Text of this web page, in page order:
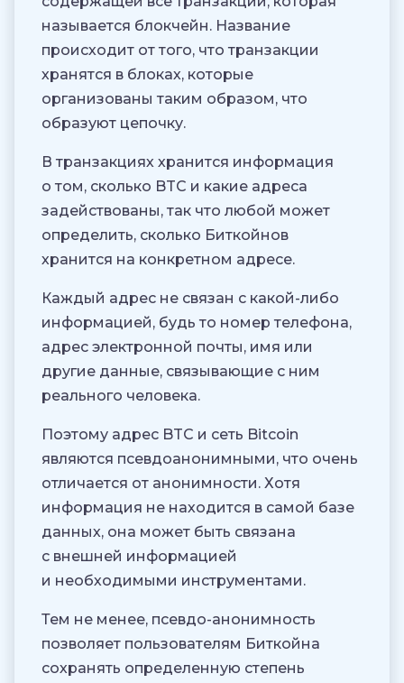
называется блокчейн. Название
происходит от того, что транзакции
хранятся в блоках, которые
организованы таким образом, что
образуют цепочку.
В транзакциях хранится информация
о том, сколько BTC и какие адреса
задействованы, так что любой может
определить, сколько Биткойнов
хранится на конкретном адресе.
Каждый адрес не связан с какой-либо
информацией, будь то номер телефона,
адрес электронной почты, имя или
другие данные, связывающие с ним
реального человека.
Поэтому адрес BTC и сеть Bitcoin
являются псевдоанонимными, что очень
отличается от анонимности. Хотя
информация не находится в самой базе
данных, она может быть связана
с внешней информацией
и необходимыми инструментами.
Тем не менее, псевдо-анонимность
позволяет пользователям Биткойна
сохранять определенную степень